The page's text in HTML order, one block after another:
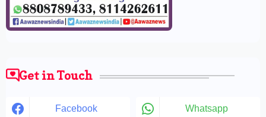
Get in Touch
Facebook Whatsapp